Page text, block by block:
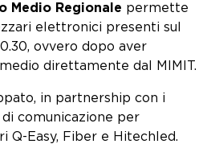
Medio Regionale permette
elettronici presenti sul
ovvero dopo aver
direttamente dal MIMIT.
in partnership con i
comunicazione per
Q-Easy, Fiber e Hitechled.